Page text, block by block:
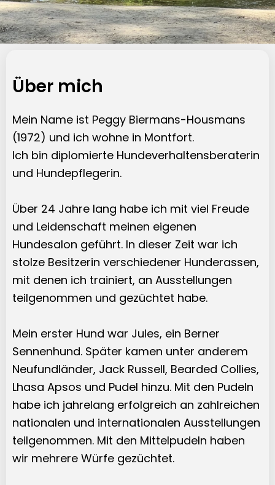
Über mich
Mein Name ist Peggy Biermans-Housmans
(1972) und ich wohne in Montfort.
Ich bin diplomierte Hundeverhaltensberaterin
und Hundepflegerin.
Über 24 Jahre lang habe ich mit viel Freude
und Leidenschaft meinen eigenen
Hundesalon geführt. In dieser Zeit war ich
stolze Besitzerin verschiedener Hunderassen,
mit denen ich trainiert, an Ausstellungen
teilgenommen und gezüchtet habe.
Mein erster Hund war Jules, ein Berner
Sennenhund. Später kamen unter anderem
Neufundländer, Jack Russell, Bearded Collies,
Lhasa Apsos und Pudel hinzu. Mit den Pudeln
habe ich jahrelang erfolgreich an zahlreichen
nationalen und internationalen Ausstellungen
teilgenommen. Mit den Mittelpudeln haben
wir mehrere Würfe gezüchtet.